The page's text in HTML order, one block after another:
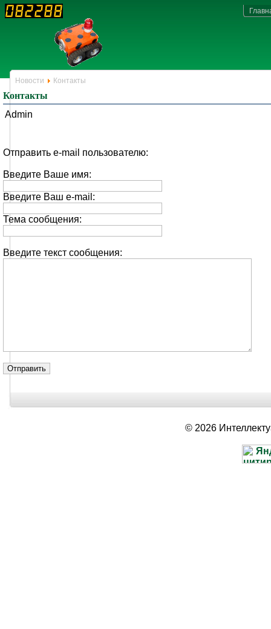
Новости Контакты
Контакты
Admin
Отправить e-mail пользователю:
Введите Ваше имя:
Введите Ваш e-mail:
Тема сообщения:
Введите текст сообщения:
© 2026